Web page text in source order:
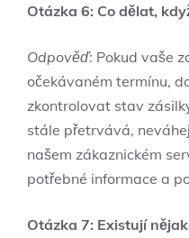
Otázka 6: Co dělat,
Odpověď: Pokud vaše
očekávaném termínu,
zkontrolovat stav
stále přetrvává,
našem zákaznickém
potřebné informace a
Otázka 7: Existují